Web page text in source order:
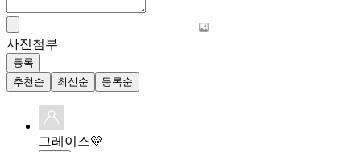
사진첨부
등록
추천순
최신순 등록순
그레이스💛